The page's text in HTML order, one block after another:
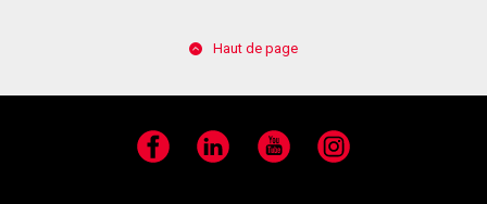
Haut de page
Facebook LinkedIn YouTube Instagram